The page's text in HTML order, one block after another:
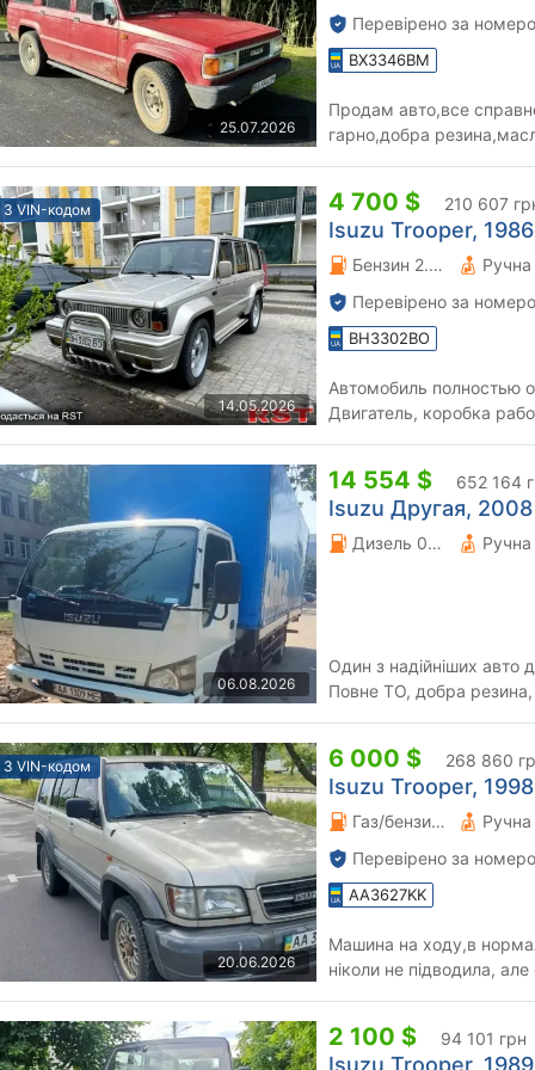
25.07.2026
Перевірено за
BX3346BM
Продам авто,все
гарно,добра
З VIN-кодом
14.05.2026
4 700 $ 210 607
Isuzu Trooper,
Бензин 2.3 л.
Перевірено за
BH3302BO
Автомобиль полностью
Двигатель, коробка
06.08.2026
14 554 $ 652 164
Isuzu Другая,
Дизель 0 л.
Один з надійніших авто
Повне ТО, добра резина,
З VIN-кодом
20.06.2026
6 000 $ 268 860
Isuzu Trooper,
Газ/бензин 3.5 л.
Перевірено за
AA3627KK
Машина на ходу,в
ніколи не підводила, але останні 4.5 роки майже не їздила ,
2 100 $ 94 101 грн
Isuzu Trooper,